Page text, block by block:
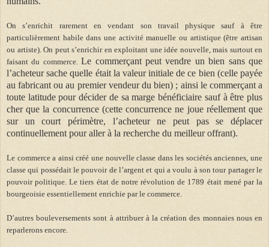
On s’enrichit rarement en vendant son travail physique sauf à être
particulièrement habile dans une activité manuelle ou artistique (être artisan
ou artiste). On peut s’enrichir en exploitant une idée nouvelle, mais surtout en
faisant du commerce. Le commerçant peut vendre un bien sans que
l’acheteur sache quelle était la valeur initiale de ce bien (celle payée
au fabricant ou au premier vendeur du bien) ; ainsi le commerçant a
toute latitude pour décider de sa marge bénéficiaire sauf à être plus
cher que la concurrence (cette concurrence ne joue réellement que
sur un court périmètre, l’acheteur ne peut pas se déplacer
continuellement pour aller à la recherche du meilleur offrant).
Le commerce a ainsi créé une nouvelle classe dans les sociétés anciennes, une
classe qui possédait le pouvoir de l’argent et qui a voulu à son tour partager le
pouvoir politique. Le tiers état de notre révolution de 1789 était mené par la
bourgeoisie essentiellement enrichie par le commerce.
D’autres bouleversements sont à attribuer à la création des monnaies nous en
reparlerons encore.